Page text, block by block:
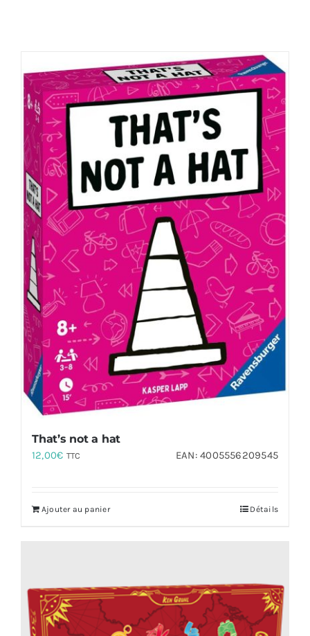
That’s not a hat
12,00€ TTC EAN:4005556209545
Ajouter au panier Détails